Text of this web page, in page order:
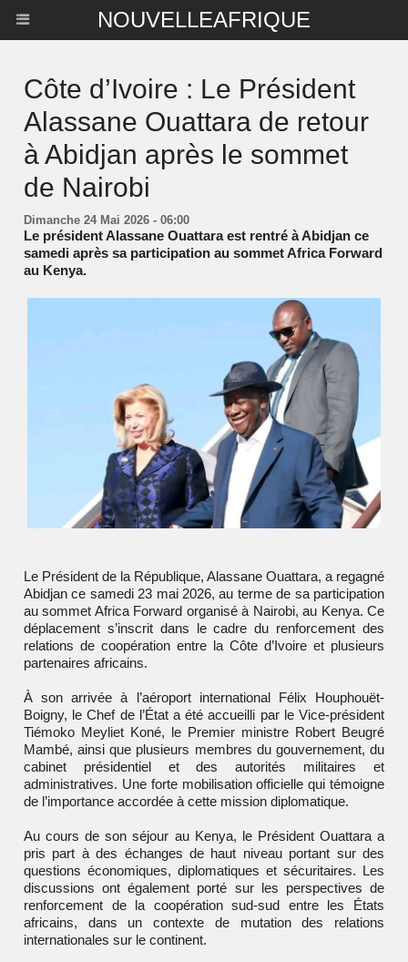
NOUVELLEAFRIQUE
Côte d’Ivoire : Le Président
Alassane Ouattara de retour
à Abidjan après le sommet
de Nairobi
Dimanche 24 Mai 2026 - 06:00
Le président Alassane Ouattara est rentré à Abidjan ce
samedi après sa participation au sommet Africa Forward
au Kenya.
Le Président de la République, Alassane Ouattara, a regagné
Abidjan ce samedi 23 mai 2026, au terme de sa participation
au sommet Africa Forward organisé à Nairobi, au Kenya. Ce
déplacement s’inscrit dans le cadre du renforcement des
relations de coopération entre la Côte d’Ivoire et plusieurs
partenaires africains.
À son arrivée à l’aéroport international Félix Houphouët-
Boigny, le Chef de l’État a été accueilli par le Vice-président
Tiémoko Meyliet Koné, le Premier ministre Robert Beugré
Mambé, ainsi que plusieurs membres du gouvernement, du
cabinet présidentiel et des autorités militaires et
administratives. Une forte mobilisation officielle qui témoigne
de l’importance accordée à cette mission diplomatique.
Au cours de son séjour au Kenya, le Président Ouattara a
pris part à des échanges de haut niveau portant sur des
questions économiques, diplomatiques et sécuritaires. Les
discussions ont également porté sur les perspectives de
renforcement de la coopération sud-sud entre les États
africains, dans un contexte de mutation des relations
internationales sur le continent.